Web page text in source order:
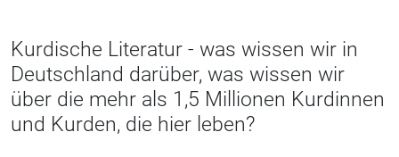
Kurdische Literatur - was wissen wir in
Deutschland darüber, was wissen wir
über die mehr als 1,5 Millionen Kurdinnen
und Kurden, die hier leben?